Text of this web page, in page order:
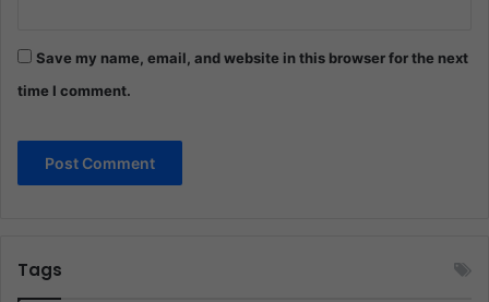
Save my name, email, and website in this browser for the next
time I comment.
Tags